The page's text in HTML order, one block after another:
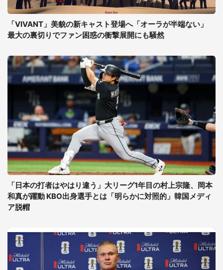
「VIVANT」美貌の新キャスト登場へ「オーラが半端ない」
最大の裏切りでファン困惑の衝撃展開にも騒然
「日本の打者はやはり違う」大リーグ1年目の村上宗隆、岡本
和真が躍動 KBO出身選手とは「明らかに対照的」韓国メディ
ア脱帽